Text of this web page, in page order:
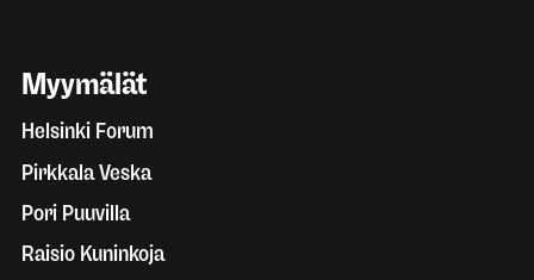
Myymälät
Helsinki Forum
Pirkkala Veska
Pori Puuvilla
Raisio Kuninkoja